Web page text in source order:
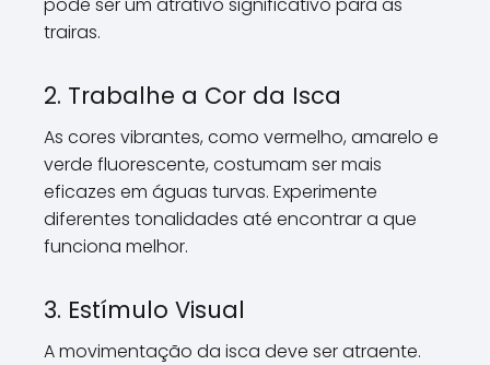
trairas.
2. Trabalhe a Cor da Isca
As cores vibrantes, como vermelho, amarelo e
verde fluorescente, costumam ser mais
eficazes em águas turvas. Experimente
diferentes tonalidades até encontrar a que
funciona melhor.
3. Estímulo Visual
A movimentação da isca deve ser atraente.